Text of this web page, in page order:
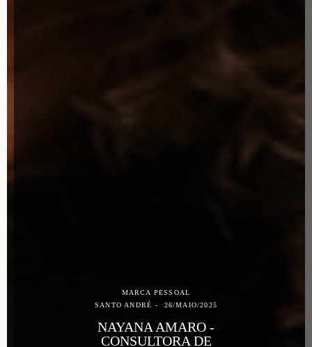
MARCA PESSOAL
SANTO ANDRÉ
26/MAIO/2025
NAYANA AMARO -
CONSULTORA DE